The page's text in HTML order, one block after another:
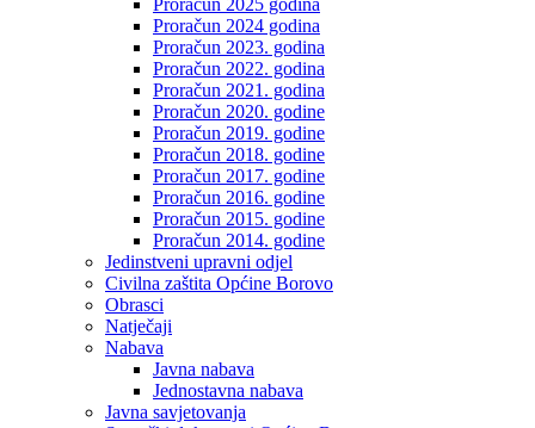
Proračun 2025 godina
Proračun 2024 godina
Proračun 2023. godina
Proračun 2022. godina
Proračun 2021. godina
Proračun 2020. godine
Proračun 2019. godine
Proračun 2018. godine
Proračun 2017. godine
Proračun 2016. godine
Proračun 2015. godine
Proračun 2014. godine
Jedinstveni upravni odjel
Civilna zaštita Općine Borovo
Obrasci
Natječaji
Nabava
Javna nabava
Jednostavna nabava
Javna savjetovanja